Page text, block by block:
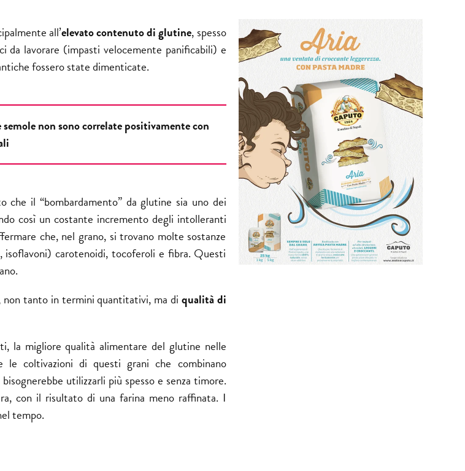
all’elevato contenuto di glutine, spesso
da lavorare (impasti velocemente panificabili) e
fossero state dimenticate.
non sono correlate positivamente con
il “bombardamento” da glutine sia uno dei
così un costante incremento degli intolleranti
che, nel grano, si trovano molte sostanze
carotenoidi, tocoferoli e fibra. Questi
tanto in termini quantitativi, ma di qualità di
la migliore qualità alimentare del glutine nelle
coltivazioni di questi grani che combinano
utilizzarli più spesso e senza timore.
con il risultato di una farina meno raffinata. I
tempo.